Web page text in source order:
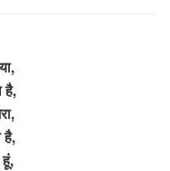
है,
है,
हूं,